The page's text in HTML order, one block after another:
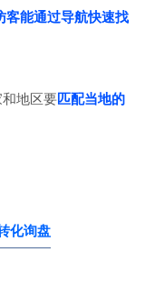
客能通过导航快速找
地区要匹配当地的
化询盘